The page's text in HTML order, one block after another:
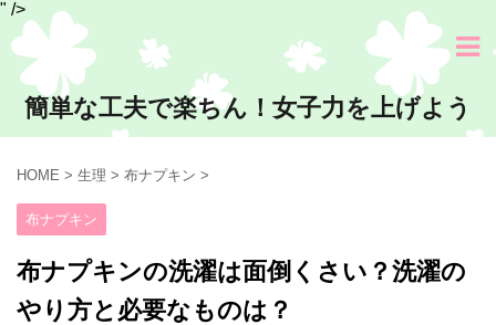
" />
簡単な工夫で楽ちん！女子力を上げよう
HOME > 生理 > 布ナプキン >
布ナプキン
布ナプキンの洗濯は面倒くさい？洗濯の
やり方と必要なものは？